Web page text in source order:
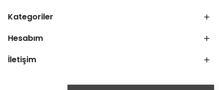
Kategoriler
Hesabım
İletişim